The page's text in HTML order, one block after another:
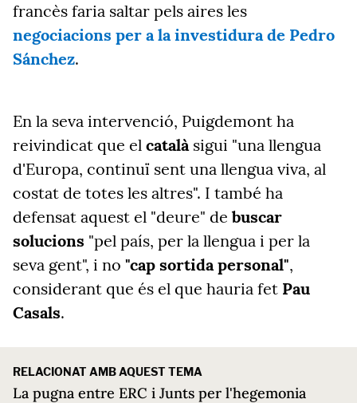
francès faria saltar pels aires les
negociacions per a la investidura de Pedro
Sánchez.
En la seva intervenció, Puigdemont ha
reivindicat que el català sigui "una llengua
d'Europa, continuï sent una llengua viva, al
costat de totes les altres". I també ha
defensat aquest el "deure" de buscar
solucions "pel país, per la llengua i per la
seva gent", i no "cap sortida personal",
considerant que és el que hauria fet Pau
Casals.
RELACIONAT AMB AQUEST TEMA
La pugna entre ERC i Junts per l'hegemonia